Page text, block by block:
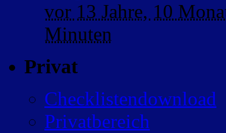
vor 13 Jahre, 10
Minuten
Privat
Checklistendownload
Privatbereich